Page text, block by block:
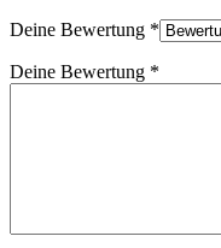
Deine Bewertung *
Deine Bewertung *